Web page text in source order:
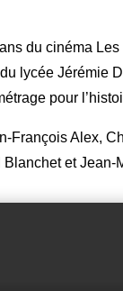
du cinéma
lycée Jérémie
pour
François Alex,
Blanchet et Jean-